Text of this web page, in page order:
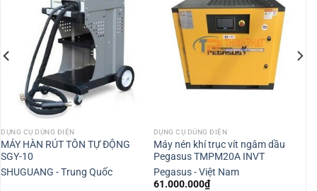
DỤNG CỤ DÙNG ĐIỆN
MÁY HÀN RÚT TÔN TỰ ĐỘNG
SGY-10
SHUGUANG - Trung Quốc
DỤNG CỤ DÙNG ĐIỆN
Máy nén khí trục vít ngâm dầu
Pegasus TMPM20A INVT
Pegasus - Việt Nam
61.000.000₫